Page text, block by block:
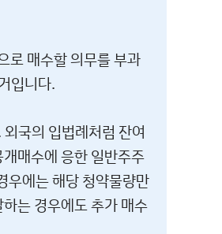
로 매수할 의무를 부과
입니다.
국의 입법례처럼 잔여
매수에 응한 일반주주
우에는 해당 청약물량만
는 경우에도 추가 매수